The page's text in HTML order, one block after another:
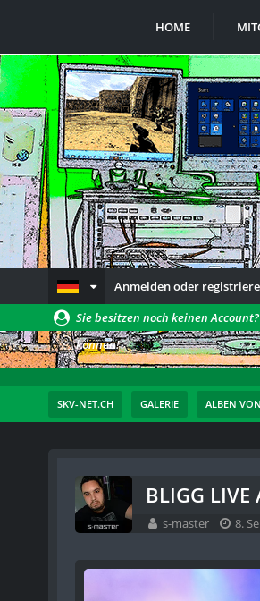
HOME
Anmelden oder
Sie besitzen noch keinen
können!
SKV-NET.CH GALERIE ALBEN
BLIGG LIVE
s-master 8.